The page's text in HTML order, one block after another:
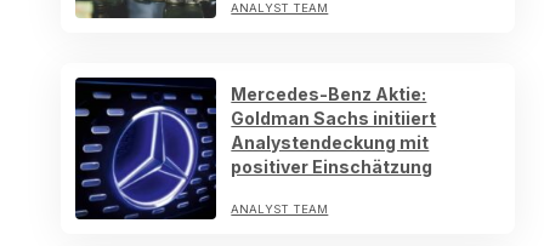
ANALYST TEAM
Mercedes-Benz Aktie:
Goldman Sachs initiiert
Analystendeckung mit
positiver Einschätzung
ANALYST TEAM